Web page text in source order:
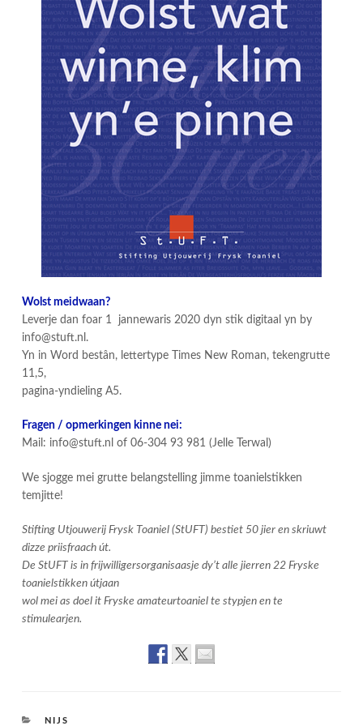
Wolst meidwaan?
Leverje dan foar 1 jannewaris 2020 dyn stik digitaal yn by
info@stuft.nl.
Yn in Word bestân, lettertype Times New Roman, tekengrutte
11,5,
pagina-yndieling A5.
Fragen / opmerkingen kinne nei:
Mail: info@stuft.nl of 06-304 93 981 (Jelle Terwal)
We sjogge mei grutte belangstelling jimme toanielstikken
temjitte!
Stifting Utjouwerij Frysk Toaniel (StUFT) bestiet 50 jier en skriuwt
dizze priisfraach út.
De StUFT is in frijwilligersorganisaasje dy’t alle jierren 22 Fryske
toanielstikken útjaan
wol mei as doel it Fryske amateurtoaniel te stypjen en te
stimulearjen.
CATEGORIES
NIJS